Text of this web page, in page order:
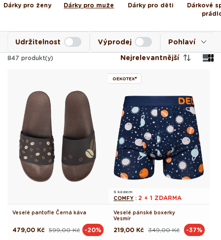
Dárky pro ženy Dárky pro muže Dárky pro děti
Dárkové
Pohlaví
Udržitelnost Výprodej
847 produkt(y) Nejrelevantnější
Veselé pantofle Černá káva
Běžná
599,00 Kč
Výprodejová
479,00 Kč -20%
OEKOTEX®
S kódem
COMFY : 2 + 1 ZDARMA
Veselé pánské boxerky
Vesmír
Běžná
349,00 Kč
Výprodejová
219,00 Kč -37%